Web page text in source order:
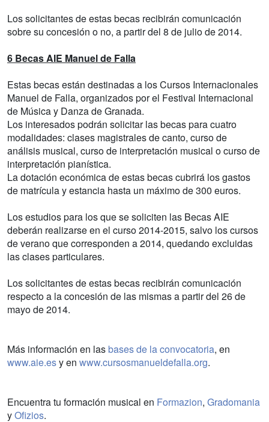
Los solicitantes de estas becas recibirán comunicación
sobre su concesión o no, a partir del 8 de julio de 2014.
6 Becas AIE Manuel de Falla
Estas becas están destinadas a los Cursos Internacionales
Manuel de Falla, organizados por el Festival Internacional
de Música y Danza de Granada.
Los interesados podrán solicitar las becas para cuatro
modalidades: clases magistrales de canto, curso de
análisis musical, curso de interpretación musical o curso de
interpretación pianística.
La dotación económica de estas becas cubrirá los gastos
de matrícula y estancia hasta un máximo de 300 euros.
Los estudios para los que se soliciten las Becas AIE
deberán realizarse en el curso 2014-2015, salvo los cursos
de verano que corresponden a 2014, quedando excluidas
las clases particulares.
Los solicitantes de estas becas recibirán comunicación
respecto a la concesión de las mismas a partir del 26 de
mayo de 2014.
Más información en lasbases de la convocatoria, en
www.aie.esy en www.cursosmanueldefalla.org.
Encuentra tu formación musical en Formazion, Gradomania
yOfizios.